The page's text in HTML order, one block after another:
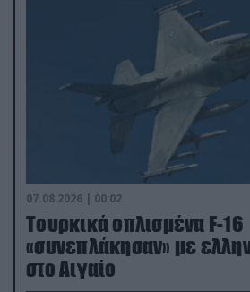
07.08.2026 | 00:02
Τουρκικά οπλισμένα F-16
«συνεπλάκησαν» με
στο Αιγαίο